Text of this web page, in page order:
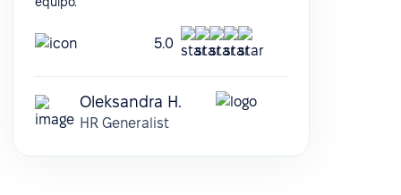
5.0
Oleksandra H.
HR Generalist